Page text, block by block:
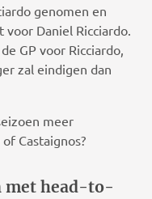
genomen en
Daniel Ricciardo.
GP voor Ricciardo,
zal eindigen dan
meer
Castaignos?
met head-to-